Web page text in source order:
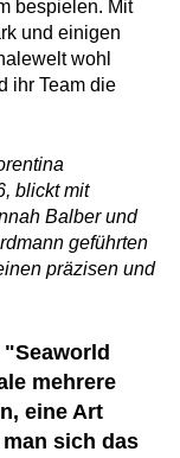
bespielen. Mit
und einigen
wohl
ihr Team die
blickt mit
Balber und
geführten
präzisen und
mehrere
eine Art
sich das